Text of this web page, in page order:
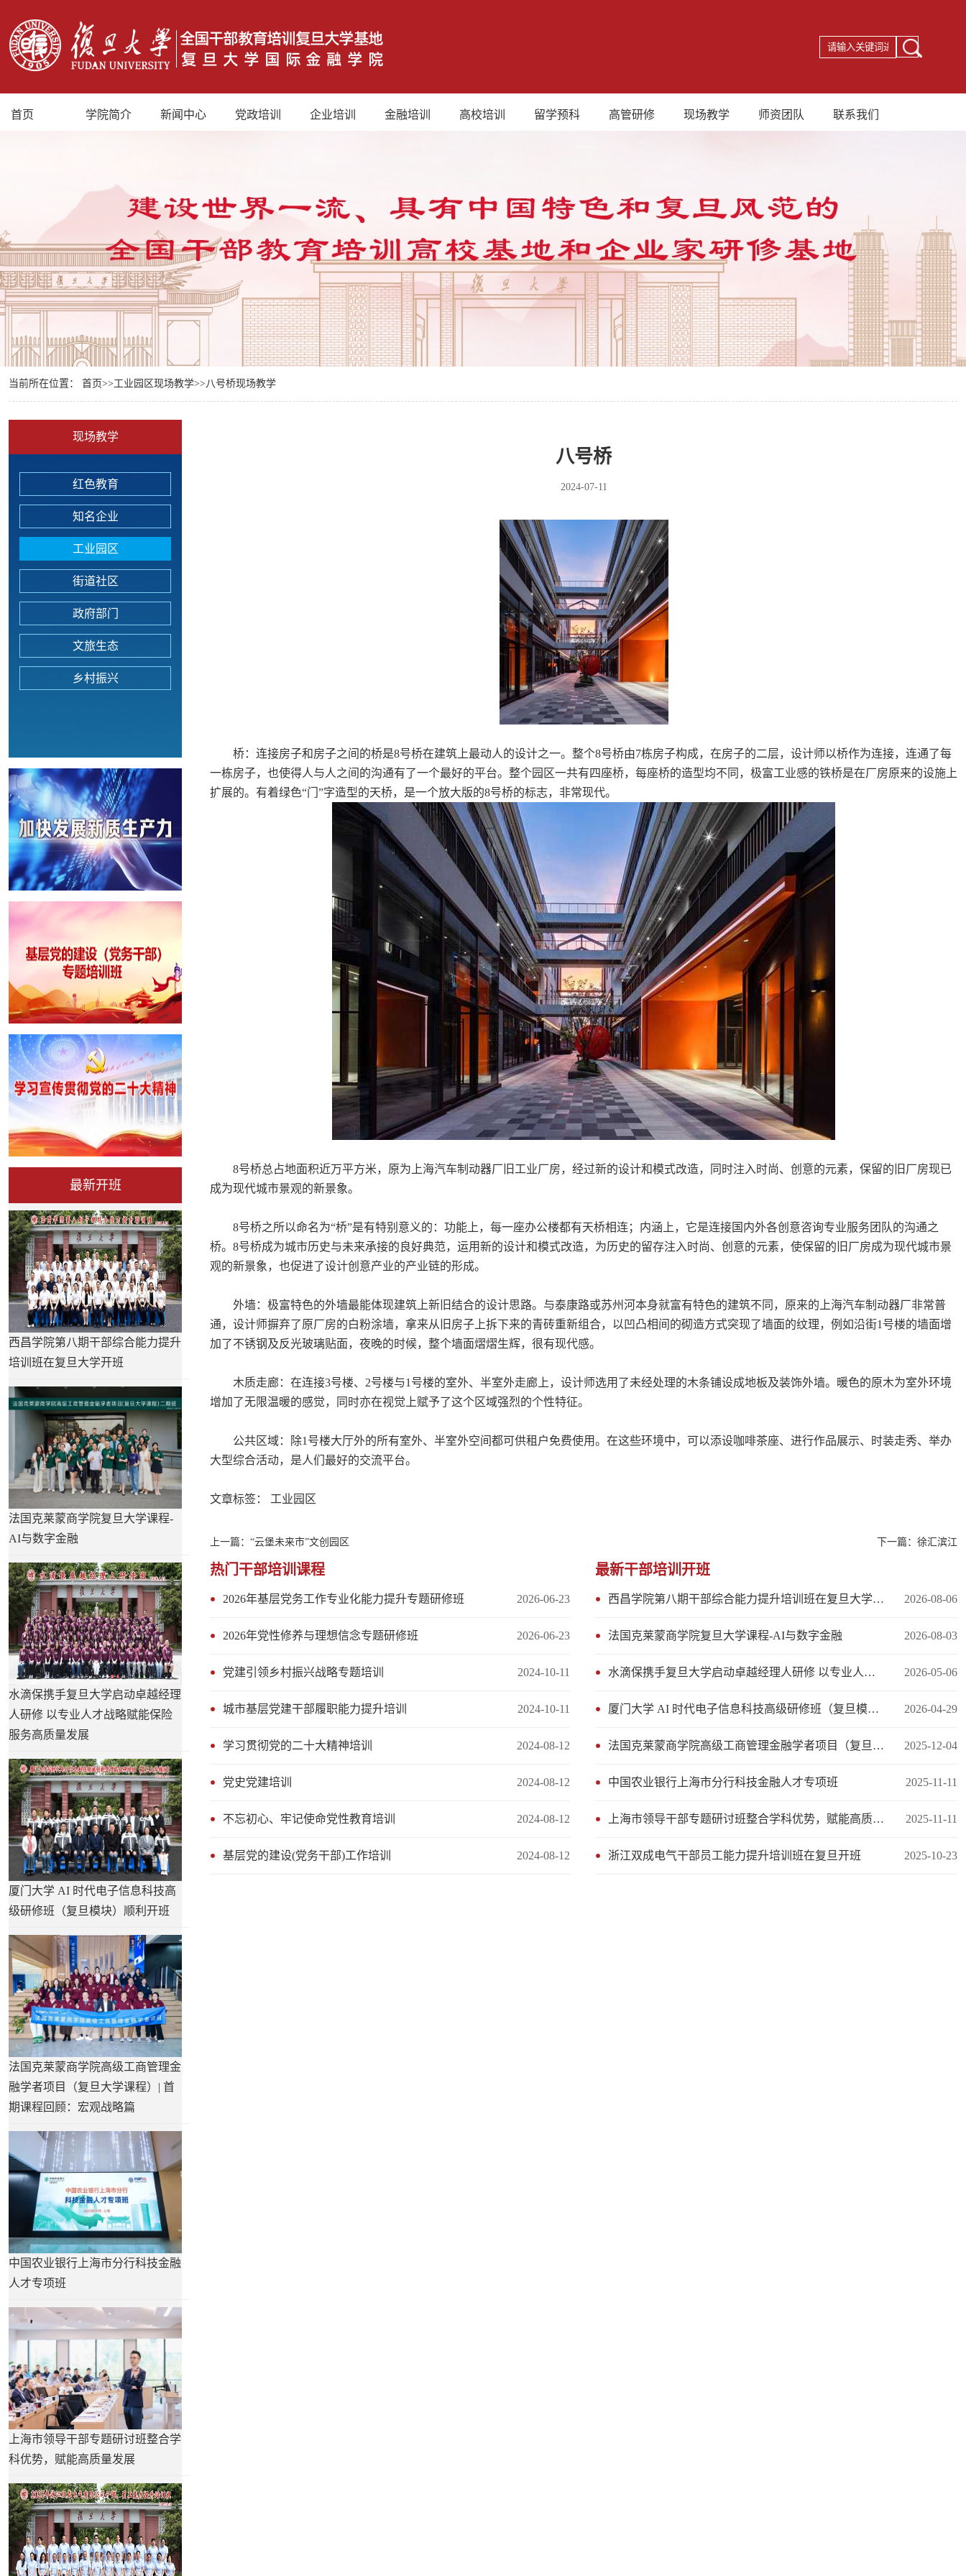
首页 学院简介 新闻中心 党政培训 企业培训 金融培训 高校培训 留学预科 高管研修 现场教学 师资团队 联系我们
当前所在位置： 首页>>工业园区现场教学>>八号桥现场教学
现场教学
红色教育
知名企业
工业园区
街道社区
政府部门
文旅生态
乡村振兴
最新开班
西昌学院第八期干部综合能力提升
培训班在复旦大学开班
法国克莱蒙商学院复旦大学课程-
AI与数字金融
水滴保携手复旦大学启动卓越经理
人研修 以专业人才战略赋能保险
服务高质量发展
厦门大学 AI 时代电子信息科技高
级研修班（复旦模块）顺利开班
法国克莱蒙商学院高级工商管理金
融学者项目（复旦大学课程）| 首
期课程回顾：宏观战略篇
中国农业银行上海市分行科技金融
人才专项班
上海市领导干部专题研讨班整合学
科优势，赋能高质量发展
八号桥
2024-07-11
桥：连接房子和房子之间的桥是8号桥在建筑上最动人的设计之一。整个8号桥由7栋房子构成，在房子的二层，设计师以桥作为连接，连通了每
一栋房子，也使得人与人之间的沟通有了一个最好的平台。整个园区一共有四座桥，每座桥的造型均不同，极富工业感的铁桥是在厂房原来的设施上
扩展的。有着绿色“门”字造型的天桥，是一个放大版的8号桥的标志，非常现代。
8号桥总占地面积近万平方米，原为上海汽车制动器厂旧工业厂房，经过新的设计和模式改造，同时注入时尚、创意的元素，保留的旧厂房现已
成为现代城市景观的新景象。
8号桥之所以命名为“桥”是有特别意义的：功能上，每一座办公楼都有天桥相连；内涵上，它是连接国内外各创意咨询专业服务团队的沟通之
桥。8号桥成为城市历史与未来承接的良好典范，运用新的设计和模式改造，为历史的留存注入时尚、创意的元素，使保留的旧厂房成为现代城市景
观的新景象，也促进了设计创意产业的产业链的形成。
外墙：极富特色的外墙最能体现建筑上新旧结合的设计思路。与泰康路或苏州河本身就富有特色的建筑不同，原来的上海汽车制动器厂非常普
通，设计师摒弃了原厂房的白粉涂墙，拿来从旧房子上拆下来的青砖重新组合，以凹凸相间的砌造方式突现了墙面的纹理，例如沿街1号楼的墙面增
加了不锈钢及反光玻璃贴面，夜晚的时候，整个墙面熠熠生辉，很有现代感。
木质走廊：在连接3号楼、2号楼与1号楼的室外、半室外走廊上，设计师选用了未经处理的木条铺设成地板及装饰外墙。暖色的原木为室外环境
增加了无限温暖的感觉，同时亦在视觉上赋予了这个区域强烈的个性特征。
公共区域：除1号楼大厅外的所有室外、半室外空间都可供租户免费使用。在这些环境中，可以添设咖啡茶座、进行作品展示、时装走秀、举办
大型综合活动，是人们最好的交流平台。
文章标签： 工业园区
上一篇： “云堡未来市”文创园区 下一篇： 徐汇滨江
热门干部培训课程
2026-06-23
2026年基层党务工作专业化能力提升专题研修班
2026-06-23
2026年党性修养与理想信念专题研修班
2024-10-11
党建引领乡村振兴战略专题培训
2024-10-11
城市基层党建干部履职能力提升培训
2024-08-12
学习贯彻党的二十大精神培训
2024-08-12
党史党建培训
2024-08-12
不忘初心、牢记使命党性教育培训
2024-08-12
基层党的建设(党务干部)工作培训
最新干部培训开班
2026-08-06
西昌学院第八期干部综合能力提升培训班在复旦大学开班
2026-08-03
法国克莱蒙商学院复旦大学课程-AI与数字金融
2026-05-06
水滴保携手复旦大学启动卓越经理人研修 以专业人才战略赋能保险服务高质量发展
2026-04-29
厦门大学 AI 时代电子信息科技高级研修班（复旦模块）顺利开班
2025-12-04
法国克莱蒙商学院高级工商管理金融学者项目（复旦大学课程）| 首期课程回顾：宏观战略篇
2025-11-11
中国农业银行上海市分行科技金融人才专项班
2025-11-11
上海市领导干部专题研讨班整合学科优势，赋能高质量发展
2025-10-23
浙江双成电气干部员工能力提升培训班在复旦开班